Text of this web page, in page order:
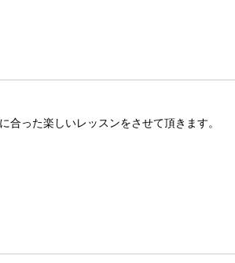
った楽しいレッスンをさせて頂きます。